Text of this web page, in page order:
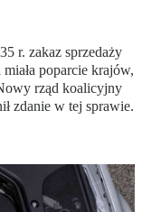
r. zakaz sprzedaży
poparcie krajów,
rząd koalicyjny
zdanie w tej sprawie.